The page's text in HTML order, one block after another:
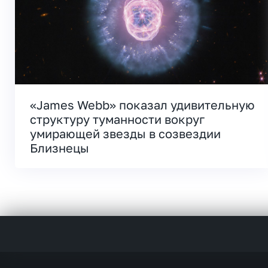
«James Webb» показал удивительную
структуру туманности вокруг
умирающей звезды в созвездии
Близнецы